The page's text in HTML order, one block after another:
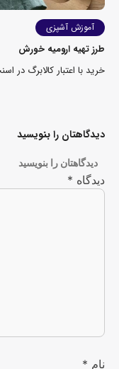
آموزش آشپزی
طرز تهیه ارومیه خورش
خرید با اعتبار کالابرگ
دیدگاهتان را بنویسید
دیدگاهتان را بنویسید
دیدگاه *
نام *